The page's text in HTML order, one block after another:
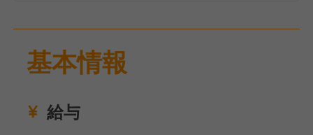
接客や調理の経験を重ね、食を通して豊かさを提供す
▼入社2年目以降▼
を担います。
基本情報
給与